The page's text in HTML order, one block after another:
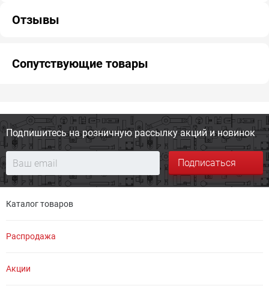
Отзывы
Сопутствующие товары
Подпишитесь на розничную рассылку акций и новинок
Подписаться
Каталог товаров
Распродажа
Акции